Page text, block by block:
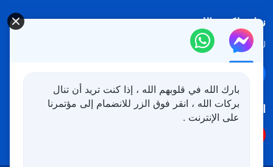
نزل ملكوت الله.
لقد نزلت المملكة بالفعل إلى الأرض! هل تريد دخوله؟
اتبعنا
بارك الله في قلوبهم الله ، إذا كنت تريد أن تنال
بركات الله ، انقر فوق الزر للانضمام إلى مؤتمرنا
على الإنترنت .